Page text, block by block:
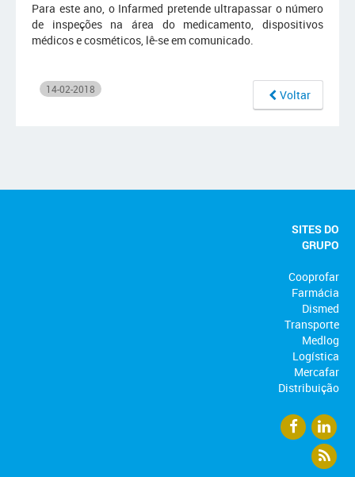
Para este ano, o Infarmed pretende ultrapassar o número
de inspeções na área do medicamento, dispositivos
médicos e cosméticos, lê-se em comunicado.
14-02-2018 Voltar
SITES DO
GRUPO
Cooprofar
Farmácia
Dismed
Transporte
Medlog
Logística
Mercafar
Distribuição